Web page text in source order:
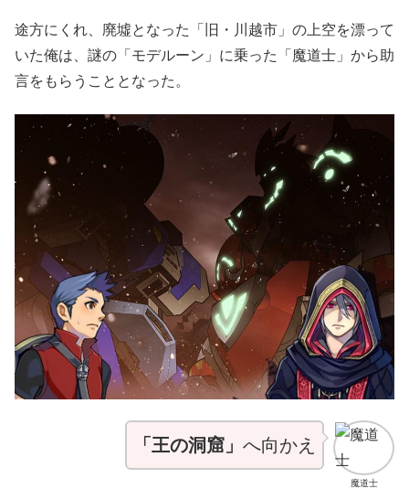
途方にくれ、廃墟となった「旧・川越市」の上空を漂って
いた俺は、謎の「モデルーン」に乗った「魔道士」から助
言をもらうこととなった。
魔道士
「王の洞窟」へ向かえ